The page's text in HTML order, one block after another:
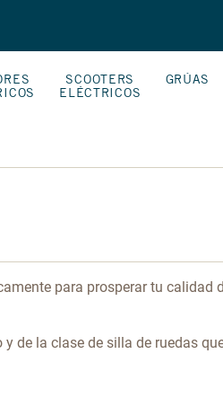
SCOOTERS
ELÉCTRICOS
GRÚAS
para prosperar tu
de la clase de silla de ruedas